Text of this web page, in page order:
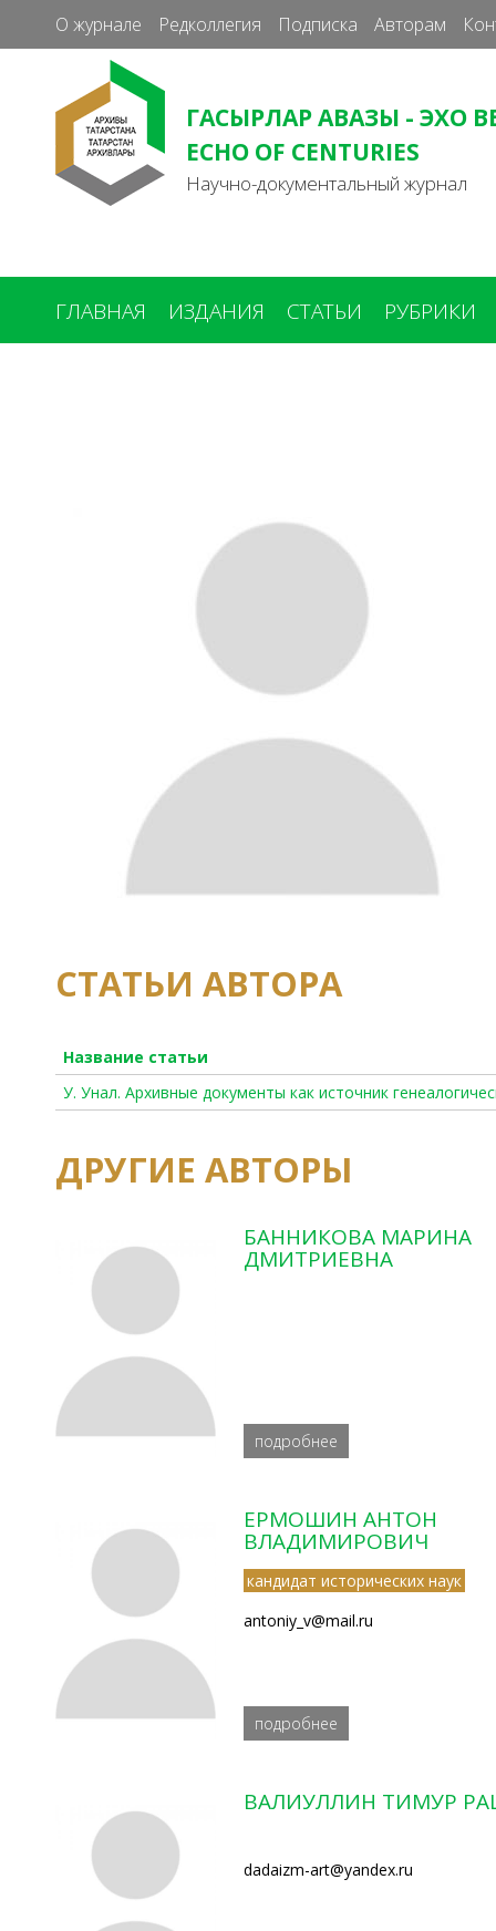
О журнале Редколлегия Подписка Авторам
ГАСЫРЛАР АВАЗЫ - ЭХО
ECHO OF CENTURIES
Научно-документальный журнал
ГЛАВНАЯ ИЗДАНИЯ СТАТЬИ РУБРИКИ
СТАТЬИ АВТОРА
Название статьи
У. Унал. Архивные документы как источник
ДРУГИЕ АВТОРЫ
БАННИКОВА МАРИНА
ДМИТРИЕВНА
подробнее
ЕРМОШИН АНТОН
ВЛАДИМИРОВИЧ
кандидат исторических наук
antoniy_v@mail.ru
подробнее
ВАЛИУЛЛИН ТИМУР
dadaizm-art@yandex.ru